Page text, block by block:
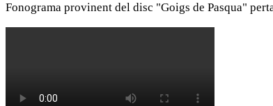
Fonograma provinent del disc "Goigs de Pasqua"